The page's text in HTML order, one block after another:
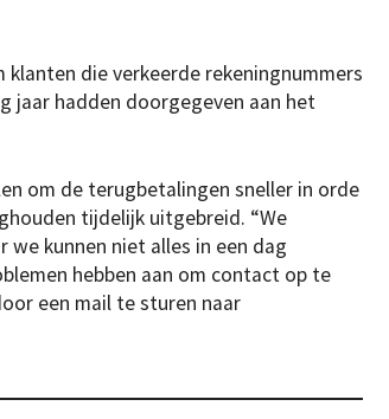
die verkeerde rekeningnummers
jaar hadden doorgegeven aan het
om de terugbetalingen sneller in orde
tijdelijk uitgebreid. “We
we kunnen niet alles in een dag
hebben aan om contact op te
een mail te sturen naar